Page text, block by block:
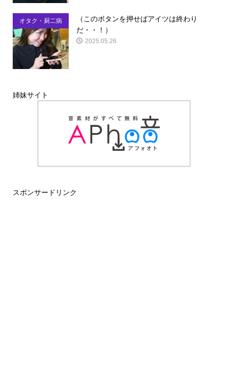
オタク・厨二病
（このボタンを押せばアイツは終わり
だ・・！）
2025.05.26
姉妹サイト
スポンサードリンク